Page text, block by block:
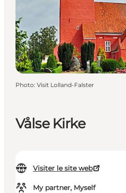
Hébergements
Planifiez votre voyage
Vålse Kirke
Visiter le site web
My partner, Myself
Photo: Visit Lolland-Falster